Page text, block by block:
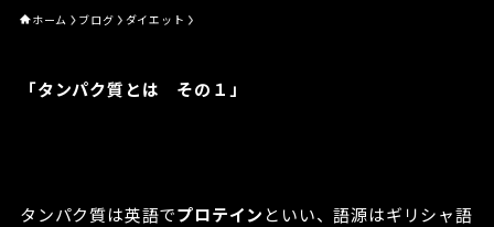
ホーム ブログ ダイエット
「タンパク質とは その１」
タンパク質は英語でプロテイン といい、語源はギリシャ語